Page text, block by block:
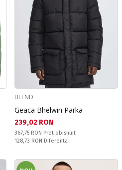
BLEND
Geaca Bhelwin Parka
Текуща цена:
239,02 RON
Pret obisnuit:
367,75 RON Pret obisnuit
Спестявате:
128,73 RON Diferenta